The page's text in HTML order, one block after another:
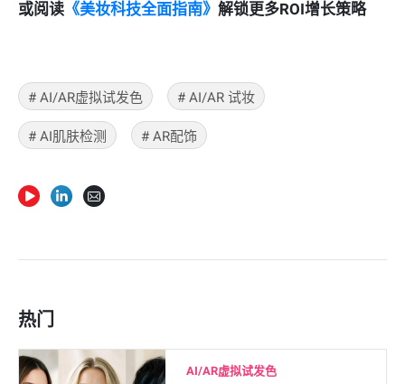
或阅读 《美妆科技全面指南》 解锁更多ROI增长策略
# AI/AR虚拟试发色 # AI/AR 试妆
# AI肌肤检测 # AR配饰
热门
AI/AR虚拟试发色